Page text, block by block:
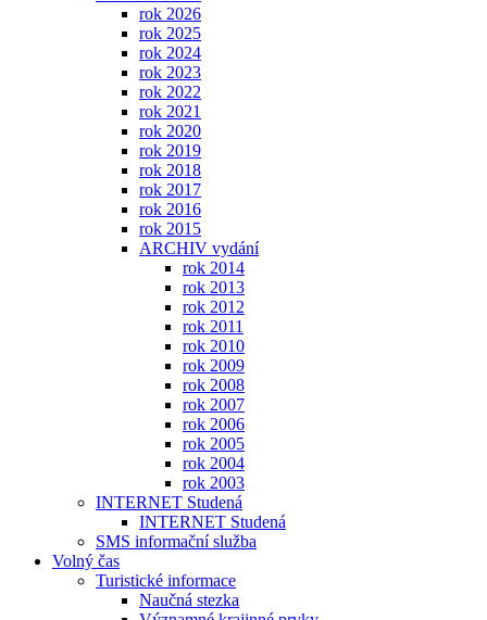
rok 2026
rok 2025
rok 2024
rok 2023
rok 2022
rok 2021
rok 2020
rok 2019
rok 2018
rok 2017
rok 2016
rok 2015
ARCHIV vydání
rok 2014
rok 2013
rok 2012
rok 2011
rok 2010
rok 2009
rok 2008
rok 2007
rok 2006
rok 2005
rok 2004
rok 2003
INTERNET Studená
INTERNET Studená
SMS informační služba
Volný čas
Turistické informace
Naučná stezka